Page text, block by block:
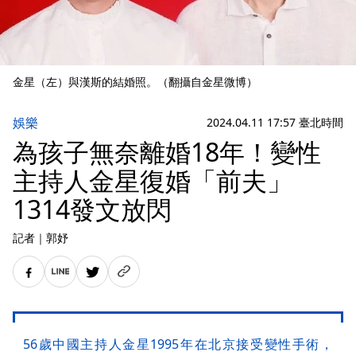
金星（左）與漢斯的結婚照。（翻攝自金星微博）
娛樂 2024.04.11 17:57 臺北時間
為孩子無奈離婚18年！變性
主持人金星復婚「前夫」
1314發文放閃
記者 ｜ 郭妤
56歲中國主持人金星1995年在北京接受變性手術，